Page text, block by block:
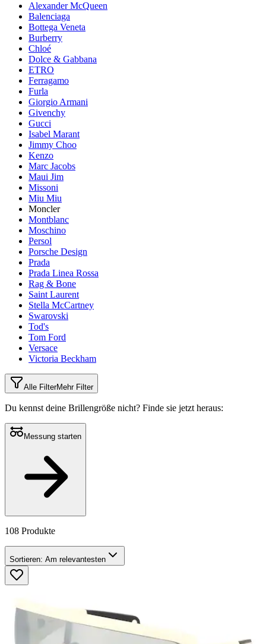
Alexander McQueen
Balenciaga
Bottega Veneta
Burberry
Chloé
Dolce & Gabbana
ETRO
Ferragamo
Furla
Giorgio Armani
Givenchy
Gucci
Isabel Marant
Jimmy Choo
Kenzo
Marc Jacobs
Maui Jim
Missoni
Miu Miu
Moncler
Montblanc
Moschino
Persol
Porsche Design
Prada
Prada Linea Rossa
Rag & Bone
Saint Laurent
Stella McCartney
Swarovski
Tod's
Tom Ford
Versace
Victoria Beckham
Alle FilterMehr Filter
Du kennst deine Brillengröße nicht? Finde sie jetzt heraus:
Messung starten
108 Produkte
Sortieren: Am relevantesten